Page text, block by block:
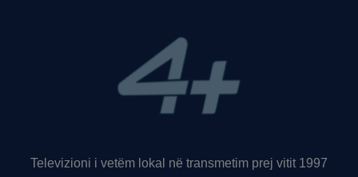
Televizioni i vetëm lokal në transmetim prej vitit 1997